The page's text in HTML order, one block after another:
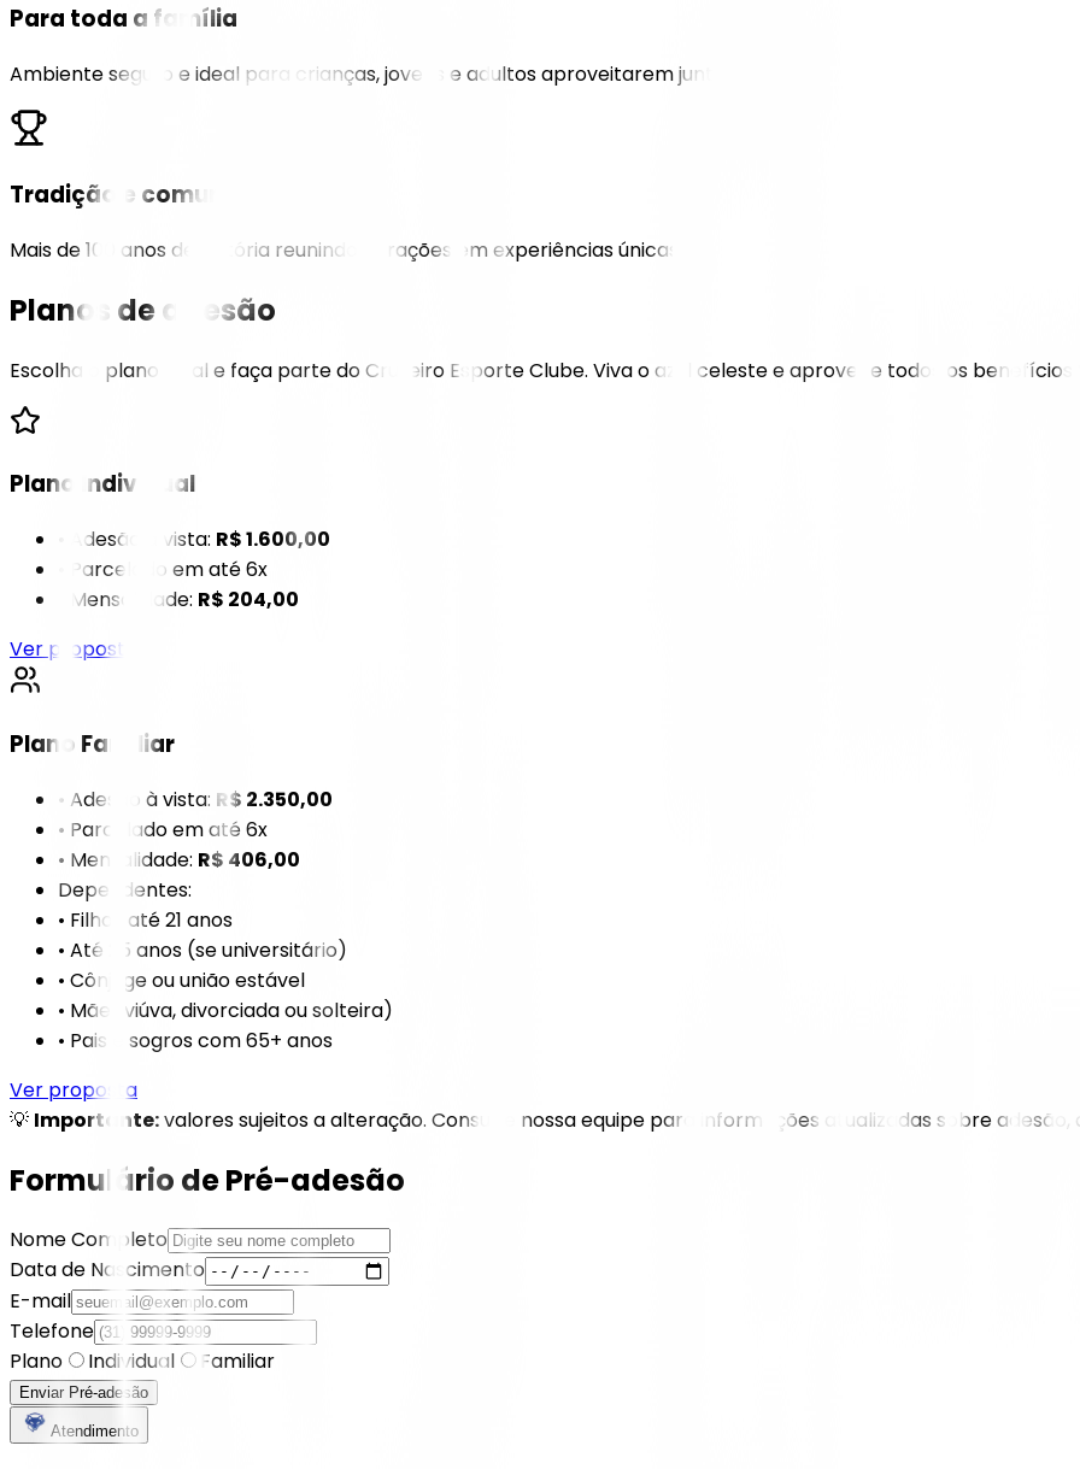
Para toda a família
Ambiente seguro e ideal para crianças, jovens e adultos aproveitarem juntos.
Tradição e comunidade
Mais de 100 anos de história reunindo gerações em experiências únicas.
Planos de adesão
Escolha o plano ideal e faça parte do Cruzeiro Esporte Clube. Viva o azul celeste e aproveite todos os benefícios
Plano Individual
• Adesão à vista: R$ 1.600,00
• Parcelado em até 6x
• Mensalidade: R$ 204,00
Ver proposta
Plano Familiar
• Adesão à vista: R$ 2.350,00
• Parcelado em até 6x
• Mensalidade: R$ 406,00
Dependentes:
• Filhos até 21 anos
• Até 25 anos (se universitário)
• Cônjuge ou união estável
• Mãe (viúva, divorciada ou solteira)
• Pais e sogros com 65+ anos
Ver proposta
💡 Importante:valores sujeitos a alteração. Consulte nossa equipe para informações atualizadas sobre
Formulário de Pré-adesão
Nome Completo
Data de Nascimento
E-mail
Telefone
Plano
Individual Familiar
Enviar Pré-adesão
Atendimento